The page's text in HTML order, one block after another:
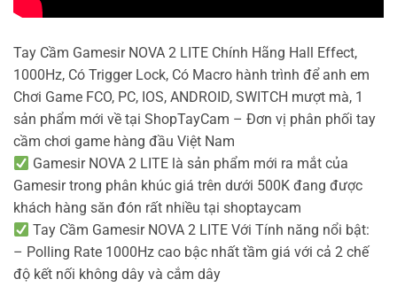
Tay Cầm Gamesir NOVA 2 LITE Chính Hãng Hall Effect,
1000Hz, Có Trigger Lock, Có Macro hành trình để anh em
Chơi Game FCO, PC, IOS, ANDROID, SWITCH mượt mà, 1
sản phẩm mới về tại ShopTayCam – Đơn vị phân phối tay
cầm chơi game hàng đầu Việt Nam
Gamesir NOVA 2 LITE là sản phẩm mới ra mắt của
Gamesir trong phân khúc giá trên dưới 500K đang được
khách hàng săn đón rất nhiều tại shoptaycam
Tay Cầm Gamesir NOVA 2 LITE Với Tính năng nổi bật:
– Polling Rate 1000Hz cao bậc nhất tầm giá với cả 2 chế
độ kết nối không dây và cắm dây